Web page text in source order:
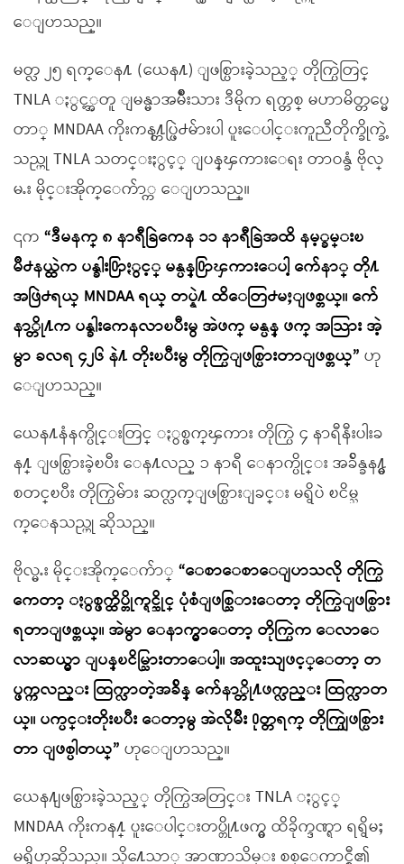
ေျပာသည္။
မတ္လ ၂၅ ရက္ေန႔ (ယေန႔) ျဖစ္ပြားခဲ့သည့္ တိုက္ပြဲတြင္
TNLA ႏွင့္အတူ ျမန္မာအမ်ိဳးသား ဒီမိုက ရက္တစ္ မဟာမိတ္တပ္မေ
တာ္ MNDAA ကိုးကန႔္တပ္ဖြဲ႕မ်ားပါ ပူးေပါင္းကူညီတိုက္ခိုက္ခဲ့
သည္ဟု TNLA သတင္းႏွင့္ ျပန္ၾကားေရး တာဝန္ခံ ဗိုလ္
မႉး မိုင္းအိုက္ေက်ာ္က ေျပာသည္။
၎က “ဒီမနက္ ၈ နာရီခြဲကေန ၁၁ နာရီခြဲအထိ နမ့္ခမ္းၿ
မိဳ႕နယ္ထဲက ပန္ခါး႐ြာႏွင့္ မန္ပန္႐ြာၾကားေပါ့ က်ေနာ္ တို႔
အဖြဲ႕ရယ္ MNDAA ရယ္ တပ္နဲ႔ ထိေတြ႕မႈျဖစ္တယ္။ က်ေ
နာ္တို႔က ပန္ခါးကေနလာၿပီးမွ အဲဖက္ မန္ပန္ ဖက္ အသြား အဲ့
မွာ ခလရ ၄၂၆ နဲ႔ တိုးၿပီးမွ တိုက္ပြဲျဖစ္ပြားတာျဖစ္တယ္” ဟု
ေျပာသည္။
ယေန႔နံနက္ပိုင္းတြင္ ႏွစ္ဖက္ၾကား တိုက္ပြဲ ၄ နာရီနီးပါးခ
န႔္ ျဖစ္ပြားခဲ့ၿပီး ေန႔လည္ ၁ နာရီ ေနာက္ပိုင္း အခ်ိန္ခန႔္မွ
စတင္ၿပီး တိုက္ပြဲမ်ား ဆက္လက္ျဖစ္ပြားျခင္း မရွိပဲ ၿငိမ္သ
က္ေနသည္ဟု ဆိုသည္။
ဗိုလ္မႉး မိုင္းအိုက္ေက်ာ္ “ေစာေစာေျပာသလို တိုက္ပြဲ
ကေတာ့ ႏွစ္ဖက္ထိပ္တိုက္ရင္ဆိုင္ ပုံစံျဖစ္သြားေတာ့ တိုက္ပြဲျဖစ္ပြား
ရတာျဖစ္တယ္။ အဲမွာ ေနာက္မွာေတာ့ တိုက္ပြဲက ေလာေ
လာဆယ္မွာ ျပန္ၿငိမ္သြားတာေပါ့။ အထူးသျဖင့္ေတာ့ တ
ပ္ဖက္ကလည္း ထြက္လာတဲ့အခ်ိန္ က်ေနာ္တို႔ဖက္လည္း ထြက္လာတ
ယ္။ ပက္ပင္းတိုးၿပီး ေတာ့မွ အဲလိုမ်ိဳး ႐ုတ္တရက္ တိုက္ပြဲျဖစ္ပြား
တာ ျဖစ္ပါတယ္” ဟုေျပာသည္။
ယေန႔ျဖစ္ပြားခဲ့သည့္ တိုက္ပြဲအတြင္း TNLA ႏွင့္
MNDAA ကိုးကန႔္ ပူးေပါင္းတပ္တို႔ဖက္မွ ထိခိုက္ဒဏ္ရာ ရရွိမႈ
မရွိဟုဆိုသည္။ သို႔ေသာ္ အာဏာသိမ္း စစ္ေကာင္စီ၏